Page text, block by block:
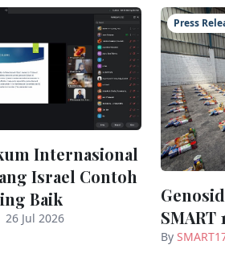
Internasional
Israel Contoh
Baik
26 Jul 2026
Press
SMART
By